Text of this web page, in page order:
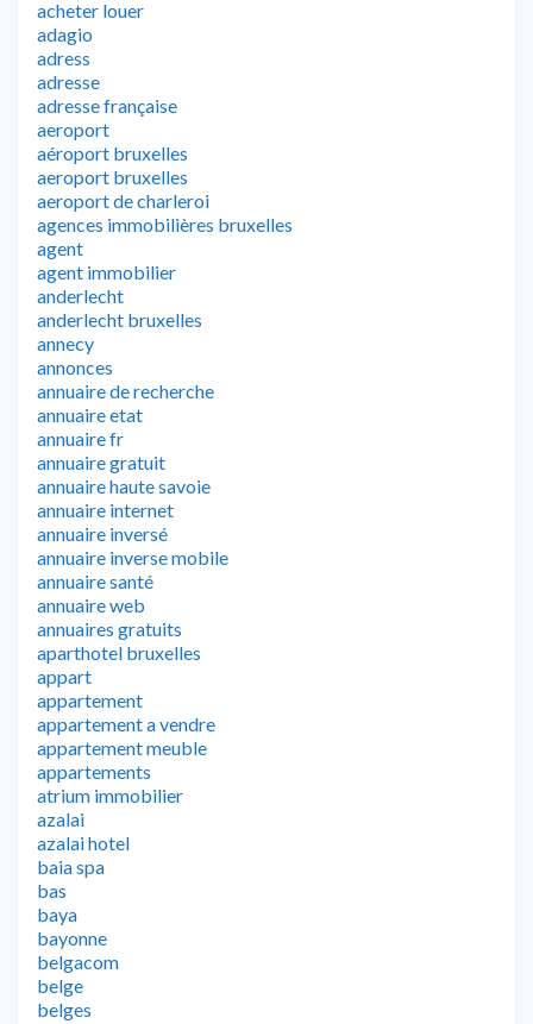
acheter louer
adagio
adress
adresse
adresse française
aeroport
aéroport bruxelles
aeroport bruxelles
aeroport de charleroi
agences immobilières bruxelles
agent
agent immobilier
anderlecht
anderlecht bruxelles
annecy
annonces
annuaire de recherche
annuaire etat
annuaire fr
annuaire gratuit
annuaire haute savoie
annuaire internet
annuaire inversé
annuaire inverse mobile
annuaire santé
annuaire web
annuaires gratuits
aparthotel bruxelles
appart
appartement
appartement a vendre
appartement meuble
appartements
atrium immobilier
azalai
azalai hotel
baia spa
bas
baya
bayonne
belgacom
belge
belges